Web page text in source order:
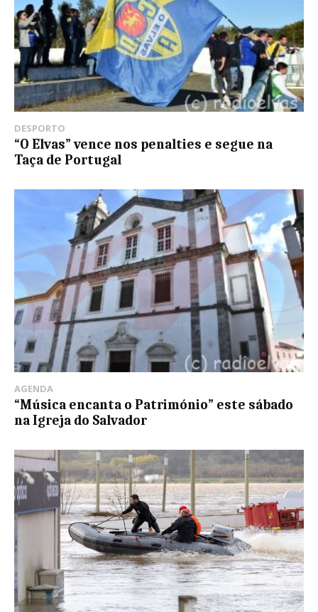
DESPORTO
“O Elvas” vence nos penalties e segue na
Taça de Portugal
AGENDA
“Música encanta o Património” este sábado
na Igreja do Salvador